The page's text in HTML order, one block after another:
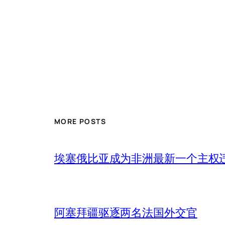
MORE POSTS
埃塞俄比亚成为非洲最新一个主权
阿塞拜疆驱逐两名法国外交官